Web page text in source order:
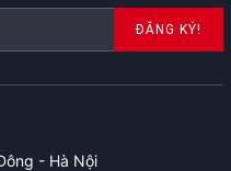
ĐĂNG KÝ!
- Hà Nội